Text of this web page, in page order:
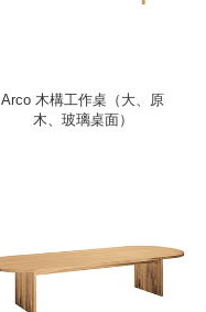
Arco 木構工作桌（大、原
木、玻璃桌面）